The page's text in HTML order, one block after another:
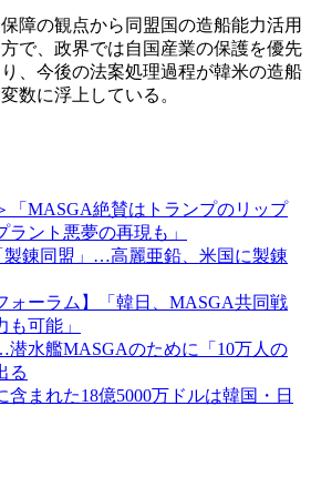
障の観点から同盟国の造船能力活用
で、政界では自国産業の保護を優先
、今後の法案処理過程が韓米の造船
数に浮上している。
「MASGA絶賛はトランプのリップ
ント悪夢の再現も」
錬同盟」…高麗亜鉛、米国に製錬
ォーラム】「韓日、MASGA共同戦
可能」
水艦MASGAのために「10万人の
る
含まれた18億5000万ドルは韓国・日